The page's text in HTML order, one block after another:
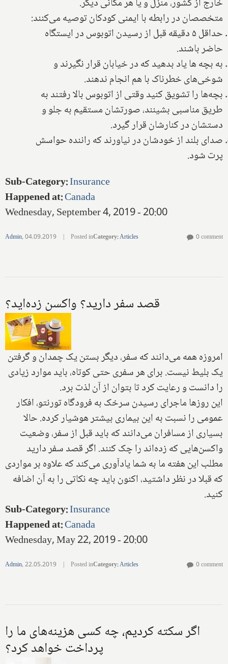
خارج از کشور، منزل و یا هر مکانی دیگر.
متخصصان در رابطه با ایمنی کودکان توصیه می‌کنند:
حداقل ۵ دقیقه قبل از رسیدن اتوبوس در ایستگاه
حاضر باشند.
به بچه ها یاد بدهید که در خیابان قرار نگیرند و
شوخی‌های خطرناک با هم انجام ندهند.
بچه‌ها را تشویق کنید وقتی از اتوبوس بالا رفتند به
طریق مناسبی بشینند، صورتشان مستقیم به جلو و
دستشان در کنارشان قرار گیرد.
صدای بلند از خودشان در نیاورند که راننده حواسش
پرت شود.
Sub-Category:Insurance
Happened at:Canada
Wednesday, September 4, 2019 - 20:00
Admin,04.09.2019 | Posted inCategory:Articles 0 comment
قصد سفر دارید؟ واکسن زده‌اید؟
امروزه همه می‌دانند که سفر، دیگر بستن یک چمدان و گرفتن
یک بلیط نیست. برای هر سفری حتی کوتاه، باید موارد زیادی
را دانست و رعایت کرد تا بتوان از آن لذت برد.
این روزها ماجرای رسیدن سرخک به فرودگاه تورنتو، افکار
عمومی را نسبت به این بیماری بیشتر هوشیار کرده. حالا
بسیاری از مسافران می‌دانند که باید قبل از سفر، وضعیت
واکسن‌هایی که زده‌اند را چک کنند. اگر قصد سفر دارید
مطلب این هفته ما به شما یادآوری می‌کند که علاوه بر مواردی
که قبلا در نظر داشتید، اکنون باید چه نکاتی را به آن اضافه
کنید.
Sub-Category:Insurance
Happened at:Canada
Wednesday, May 22, 2019 - 20:00
Admin,22.05.2019 | Posted inCategory:Articles 0 comment
اگر سکته کردیم، چه کسی هزینه‌های ما را
پرداخت خواهد کرد؟